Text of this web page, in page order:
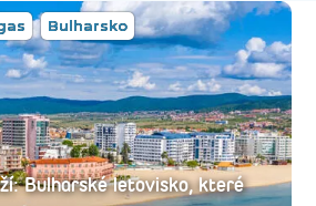
Bulharsko
Bulharské letovisko, které